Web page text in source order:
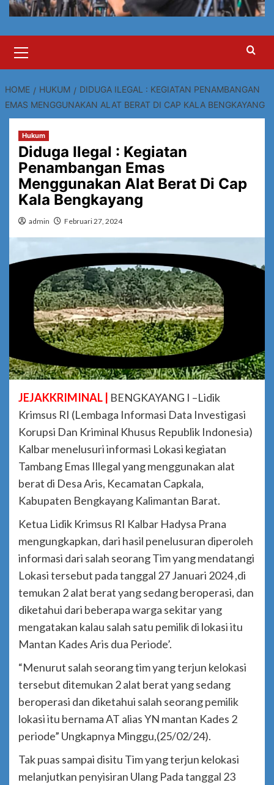
Menu
HOME HUKUM
DIDUGA ILEGAL : KEGIATAN PENAMBANGAN
EMAS MENGGUNAKAN ALAT BERAT DI CAP KALA BENGKAYANG
Hukum
Diduga Ilegal : Kegiatan
Penambangan Emas
Menggunakan Alat Berat Di Cap
Kala Bengkayang
admin Februari 27, 2024
JEJAKKRIMINAL | BENGKAYANG I –Lidik
Krimsus RI (Lembaga Informasi Data Investigasi
Korupsi Dan Kriminal Khusus Republik Indonesia)
Kalbar menelusuri informasi Lokasi kegiatan
Tambang Emas Illegal yang menggunakan alat
berat di Desa Aris, Kecamatan Capkala,
Kabupaten Bengkayang Kalimantan Barat.
Ketua Lidik Krimsus RI Kalbar Hadysa Prana
mengungkapkan, dari hasil penelusuran diperoleh
informasi dari salah seorang Tim yang mendatangi
Lokasi tersebut pada tanggal 27 Januari 2024 ,di
temukan 2 alat berat yang sedang beroperasi, dan
diketahui dari beberapa warga sekitar yang
mengatakan kalau salah satu pemilik di lokasi itu
Mantan Kades Aris dua Periode’.
“Menurut salah seorang tim yang terjun kelokasi
tersebut ditemukan 2 alat berat yang sedang
beroperasi dan diketahui salah seorang pemilik
lokasi itu bernama AT alias YN mantan Kades 2
periode” Ungkapnya Minggu,(25/02/24).
Tak puas sampai disitu Tim yang terjun kelokasi
melanjutkan penyisiran Ulang Pada tanggal 23